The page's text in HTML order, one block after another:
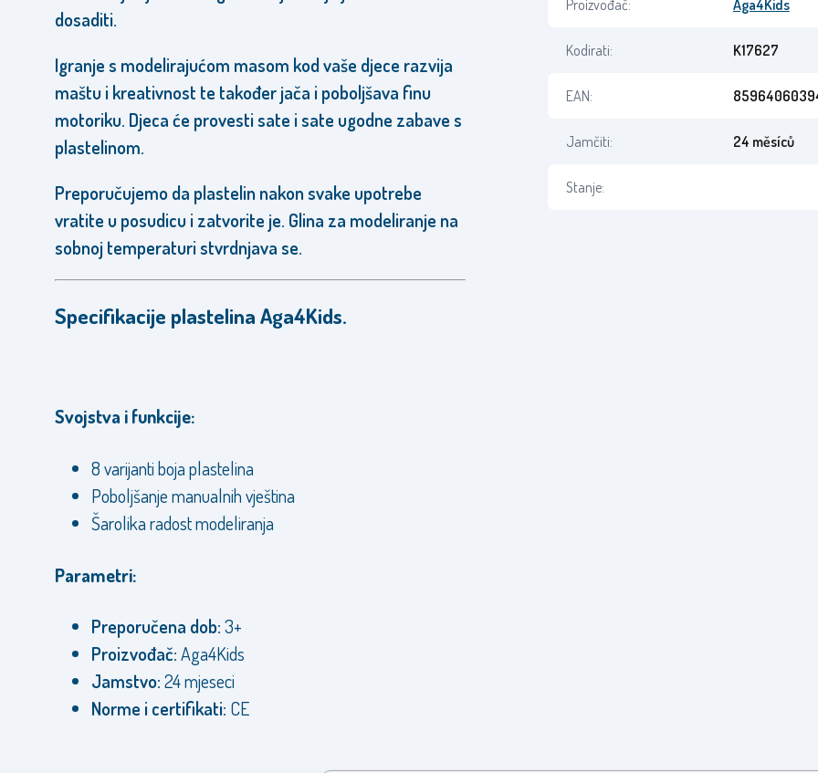
dosaditi.
Igranje s modelirajućom masom kod vaše djece razvija
maštu i kreativnost te također jača i poboljšava finu
motoriku. Djeca će provesti sate i sate ugodne zabave s
plastelinom.
Preporučujemo da plastelin nakon svake upotrebe
vratite u posudicu i zatvorite je. Glina za modeliranje na
sobnoj temperaturi stvrdnjava se.
Specifikacije plastelina Aga4Kids.
Svojstva i funkcije:
8 varijanti boja plastelina
Poboljšanje manualnih vještina
Šarolika radost modeliranja
Parametri:
Preporučena dob:3+
Proizvođač:Aga4Kids
Jamstvo:24 mjeseci
Norme i certifikati: CE
Proizvođač: Aga4Kids
Kodirati: K17627
EAN:
Jamčiti: 24 měsíců
Stanje: